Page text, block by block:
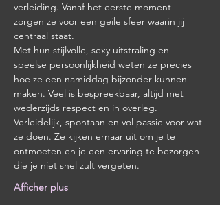
verleiding. Vanaf het eerste moment
zorgen ze voor een geile sfeer waarin jij
centraal staat.
Met hun stijlvolle, sexy uitstraling en
speelse persoonlijkheid weten ze precies
hoe ze een namiddag bijzonder kunnen
maken. Veel is bespreekbaar, altijd met
wederzijds respect en in overleg.
Verleidelijk, spontaan en vol passie voor wat
ze doen. Ze kijken ernaar uit om je te
ontmoeten en je een ervaring te bezorgen
die je niet snel zult vergeten.
Afficher plus